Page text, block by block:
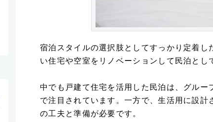
宿泊スタイルの選択肢としてすっかり定着
い住宅や空室をリノベーションして民泊とし
中でも戸建て住宅を活用した民泊は、グル
で注目されています。一方で、生活用に設
の工夫と準備が必要です。